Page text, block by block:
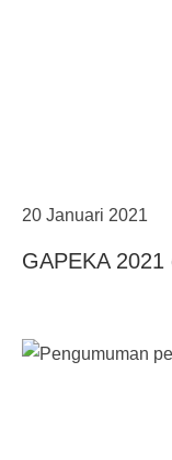
20 Januari 2021
GAPEKA 2021